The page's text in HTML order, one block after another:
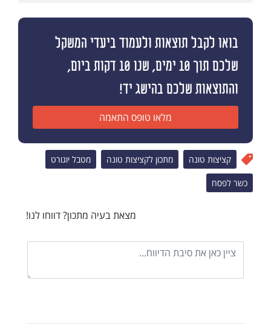
בואו לקבל תוצאות ולעמוד ביעדי המשקל
שלכם תוך 10 ימים, שנו 10 דקות ביום,
והתוצאות שלכם בהישג יד!
מלאו טופס התאמה
קציצות טונה מתכון לקציצות טונה מטבל יוגורט
כשר לפסח
מצאת בעיה מתכון? דווחו לנו!